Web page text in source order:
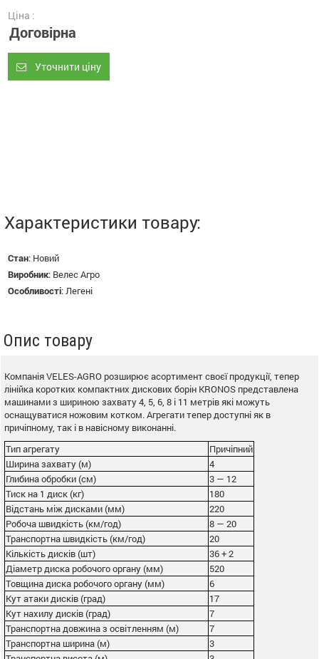
Ціна :
Договірна
Уточнити ціну
Характеристики товару:
Стан: Новий
Виробник: Велес Агро
Особливості: Легені
Опис товару
Компанія VELES-AGRO розширює асортимент своєї продукції, тепер
лінійка коротких компактних дискових борін KRONOS представлена ​​
машинами з шириною захвату 4, 5, 6, 8 і 11 метрів які можуть
оснащуватися ножовим котком. Агрегати тепер доступні як в
причіпному, так і в навісному виконанні.
Тип агрегату
Причіпний
Ширина захвату (м)
4
Глибина обробки (см)
3 — 12
Тиск на 1 диск (кг)
180
Відстань між дисками (мм)
220
Робоча швидкість (км/год)
8 — 20
Транспортна швидкість (км/год)
20
Кількість дисків (шт)
36 + 2
Діаметр диска робочого органу (мм)
520
Товщина диска робочого органу (мм)
6
Кут атаки дисків (град)
17
Кут нахилу дисків (град)
7
Транспортна довжина з освітленням (м)
7
Транспортна ширина (м)
3